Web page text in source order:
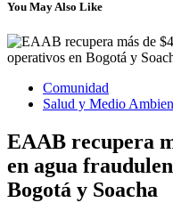
You May Also Like
Comunidad
Salud y Medio
EAAB recupera
en agua
Bogotá y Soacha